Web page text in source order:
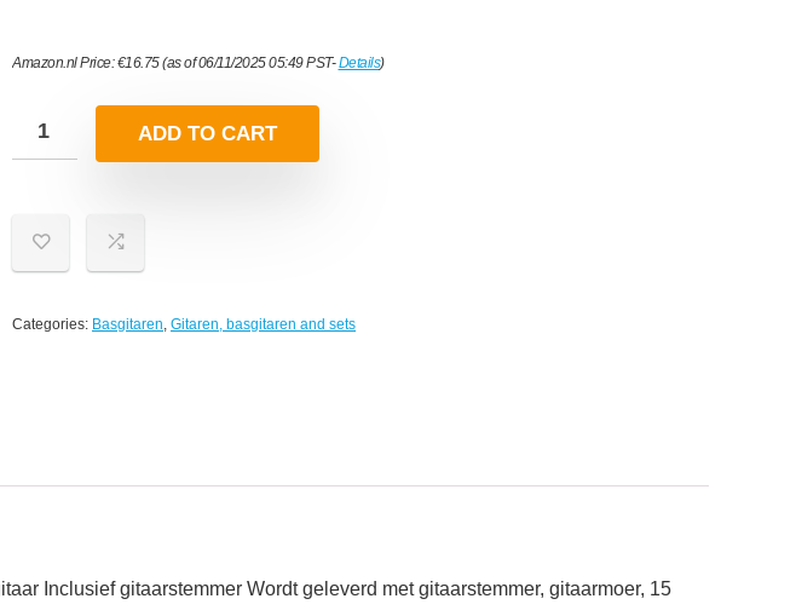
Amazon.nl Price:€16.75(as of 06/11/2025 05:49 PST-Details)
ADD TO CART
Categories: Basgitaren Gitaren, basgitaren and sets
Inclusief gitaarstemmer Wordt geleverd met gitaarstemmer, gitaarmoer, 15